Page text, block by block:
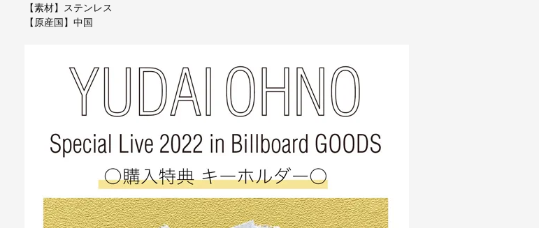
【素材】ステンレス
【原産国】中国